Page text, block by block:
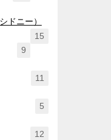
ドニー）
15
9
11
5
12